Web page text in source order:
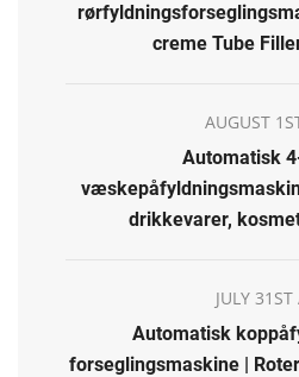
creme Tube
AUGUST
Automatisk
drikkevarer,
JULY 31ST
Automatisk
forseglingsmaskine |